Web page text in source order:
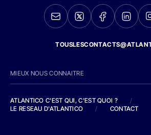
MIEUX NOUS CONNAITRE
ATLANTICO C'EST QUI, C'EST QUOI ?
/
LE RESEAU D'ATLANTICO
/ CONTACT